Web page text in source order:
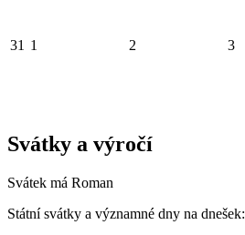
31 1 2 3
Svátky a výročí
Svátek má Roman
Státní svátky a významné dny na dnešek: